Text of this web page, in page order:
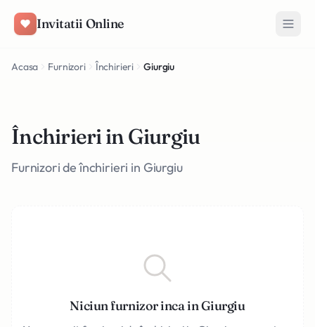
Invitatii Online
Acasa Furnizori Închirieri Giurgiu
Închirieri in Giurgiu
Furnizori de închirieri in Giurgiu
Niciun furnizor inca in Giurgiu